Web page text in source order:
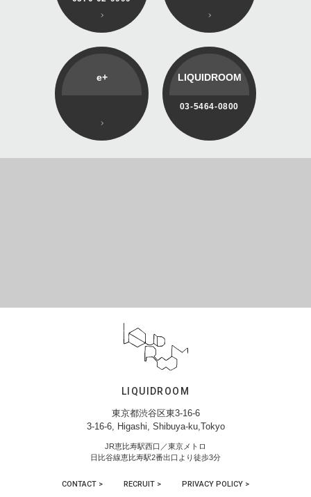
e+ LIQUIDROOM
03-5464-0800
LIQUIDROOM
東京都渋谷区東3-16-6
3-16-6, Higashi, Shibuya-ku,Tokyo
JR恵比寿駅西口／東京メトロ
日比谷線恵比寿駅2番出口より徒歩3分
CONTACT > RECRUIT > PRIVACY POLICY >